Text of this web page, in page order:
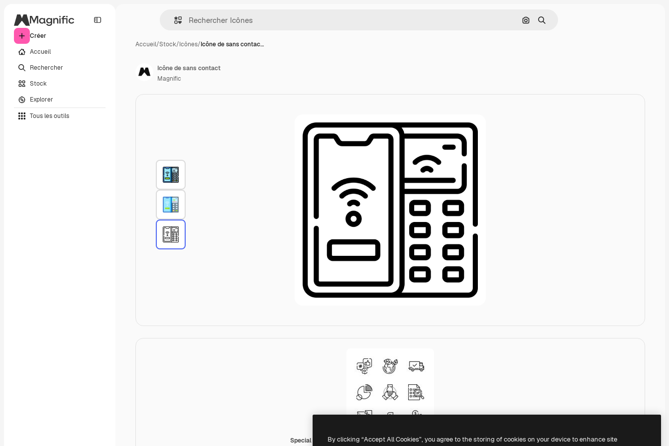
Créer
Accueil
Rechercher
Stock
Explorer
Tous les outils
Rechercher par image
Rechercher
Accueil/Stock/Icônes/Icône de sans contac…
Special Lineal
Icône de sans contact
Magnific
By clicking “Accept All Cookies”, you agree to the storing of cookies on your device to enhance site